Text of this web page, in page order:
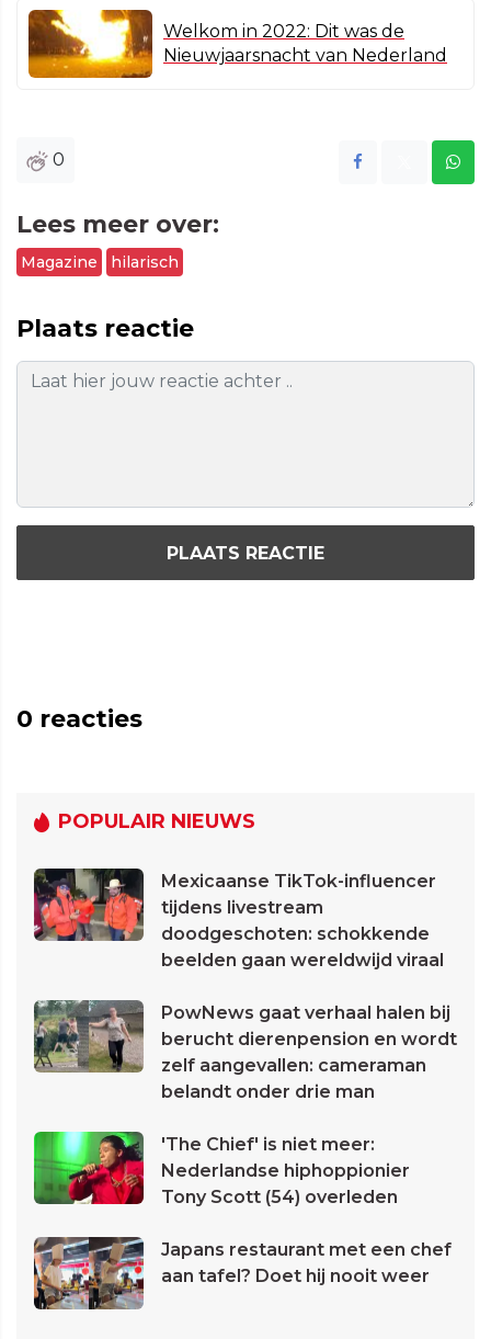
Welkom in 2022: Dit was de
Nieuwjaarsnacht van Nederland
0
Lees meer over:
Magazine hilarisch
Plaats reactie
PLAATS REACTIE
0 reacties
POPULAIR NIEUWS
Mexicaanse TikTok-influencer
tijdens livestream
doodgeschoten: schokkende
beelden gaan wereldwijd viraal
PowNews gaat verhaal halen bij
berucht dierenpension en wordt
zelf aangevallen: cameraman
belandt onder drie man
'The Chief' is niet meer:
Nederlandse hiphoppionier
Tony Scott (54) overleden
Japans restaurant met een chef
aan tafel? Doet hij nooit weer